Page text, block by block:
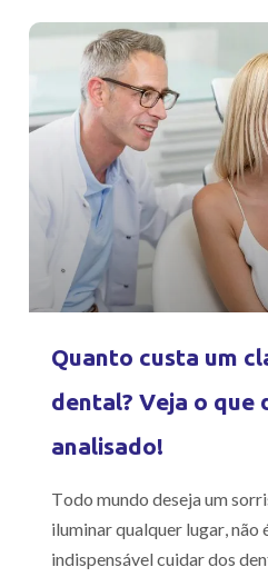
Quanto custa um
dental? Veja o que
analisado!
Todo mundo deseja um
iluminar qualquer lugar, não
indispensável cuidar dos